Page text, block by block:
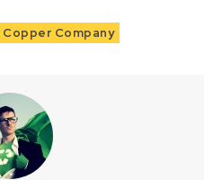
Copper Company